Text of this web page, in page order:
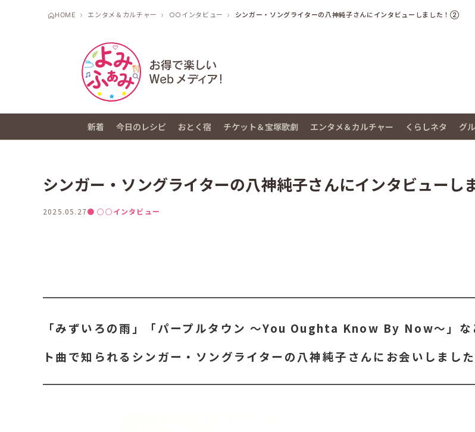
HOME エンタメ＆カルチャー ○○インタビュー シンガー・ソングライターの八神純子さんにインタビューしました！②
新着 今日のレシピ おとく宿 チケット＆宝塚歌劇 エンタメ＆カルチャー くらしネタ グ
シンガー・ソングライターの八神純子さんにインタビュー
2025.05.27● ○○インタビュー
「みずいろの雨」「パープルタウン ～You Oughta Know By Now～」な
ト曲で知られるシンガー・ソングライターの八神純子さんにお会いしまし